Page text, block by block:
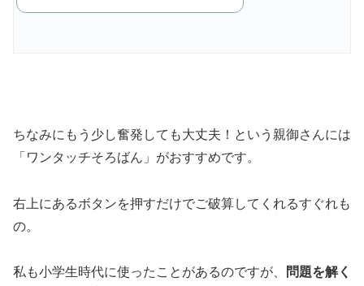
ちなみにもう少し奮発しても大丈夫！という親御さんには
「ワンタッチそろばん」がおすすめです。
右上にあるボタンを押すだけでご破算してくれるすぐれも
の。
私も小学生時代に使ったことがあるのですが、
問題を解く